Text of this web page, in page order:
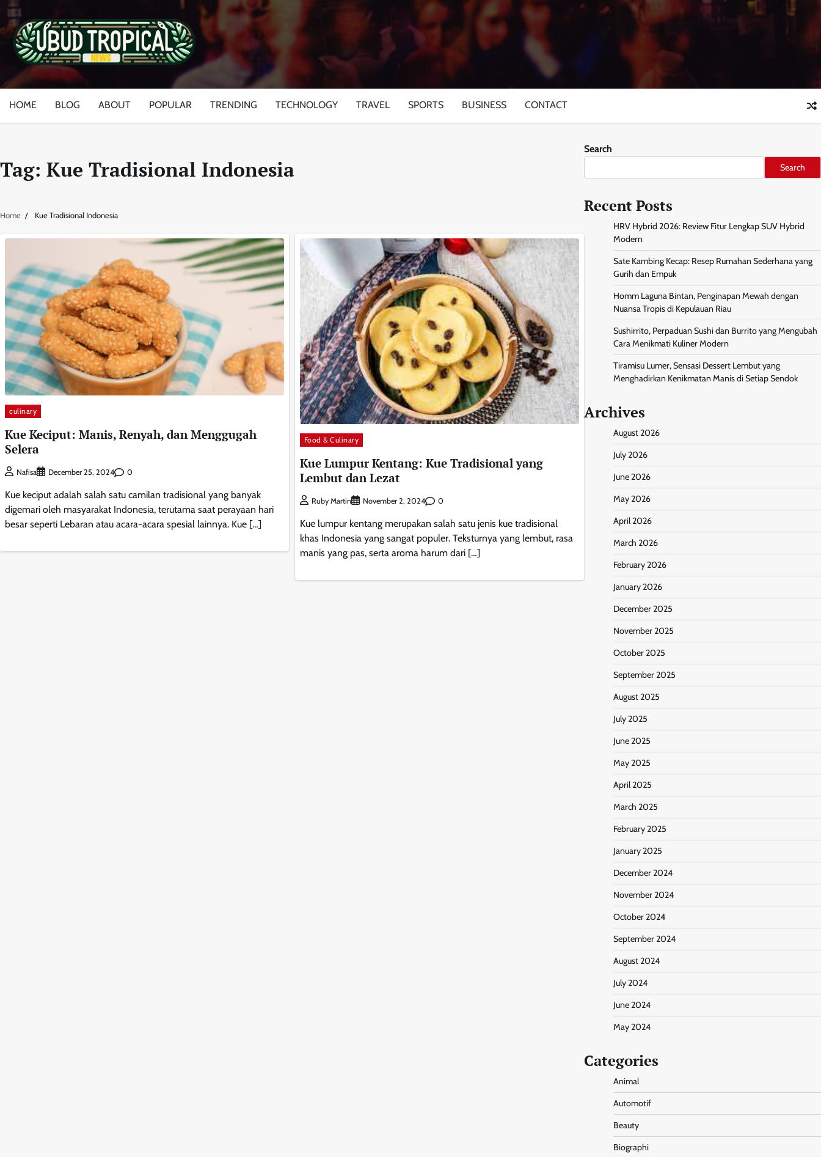
Skip
content
HOME BLOG ABOUT POPULAR TRENDING TECHNOLOGY TRAVEL SPORTS BUSINESS CONTACT
Tag: Kue Tradisional Indonesia
Home Kue Tradisional Indonesia
culinary
Kue Keciput: Manis, Renyah, dan Menggugah
Selera
Nafisa December 25, 2024 0
Kue keciput adalah salah satu camilan tradisional yang banyak
digemari oleh masyarakat Indonesia, terutama saat perayaan hari
besar seperti Lebaran atau acara-acara spesial lainnya. Kue […]
Food & Culinary
Kue Lumpur Kentang: Kue Tradisional yang
Lembut dan Lezat
Ruby Martin November 2, 2024 0
Kue lumpur kentang merupakan salah satu jenis kue tradisional
khas Indonesia yang sangat populer. Teksturnya yang lembut, rasa
manis yang pas, serta aroma harum dari […]
Search
Search
Recent Posts
HRV Hybrid 2026: Review Fitur Lengkap SUV Hybrid
Modern
Sate Kambing Kecap: Resep Rumahan Sederhana yang
Gurih dan Empuk
Homm Laguna Bintan, Penginapan Mewah dengan
Nuansa Tropis di Kepulauan Riau
Sushirrito, Perpaduan Sushi dan Burrito yang Mengubah
Cara Menikmati Kuliner Modern
Tiramisu Lumer, Sensasi Dessert Lembut yang
Menghadirkan Kenikmatan Manis di Setiap Sendok
Archives
August 2026
July 2026
June 2026
May 2026
April 2026
March 2026
February 2026
January 2026
December 2025
November 2025
October 2025
September 2025
August 2025
July 2025
June 2025
May 2025
April 2025
March 2025
February 2025
January 2025
December 2024
November 2024
October 2024
September 2024
August 2024
July 2024
June 2024
May 2024
Categories
Animal
Automotif
Beauty
Biographi